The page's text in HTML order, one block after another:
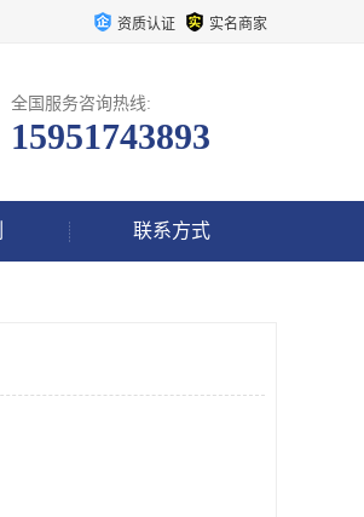
资质认证 实名商家
全国服务咨询热线:
15951743893
联系方式